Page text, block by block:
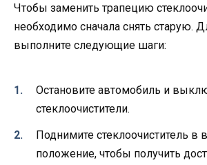
Чтобы заменить трапецию
необходимо сначала снять старую.
выполните следующие шаги:
Остановите автомобиль и
стеклоочистители.
Поднимите стеклоочиститель в
положение, чтобы получить